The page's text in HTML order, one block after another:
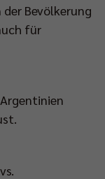
Bevölkerung
für